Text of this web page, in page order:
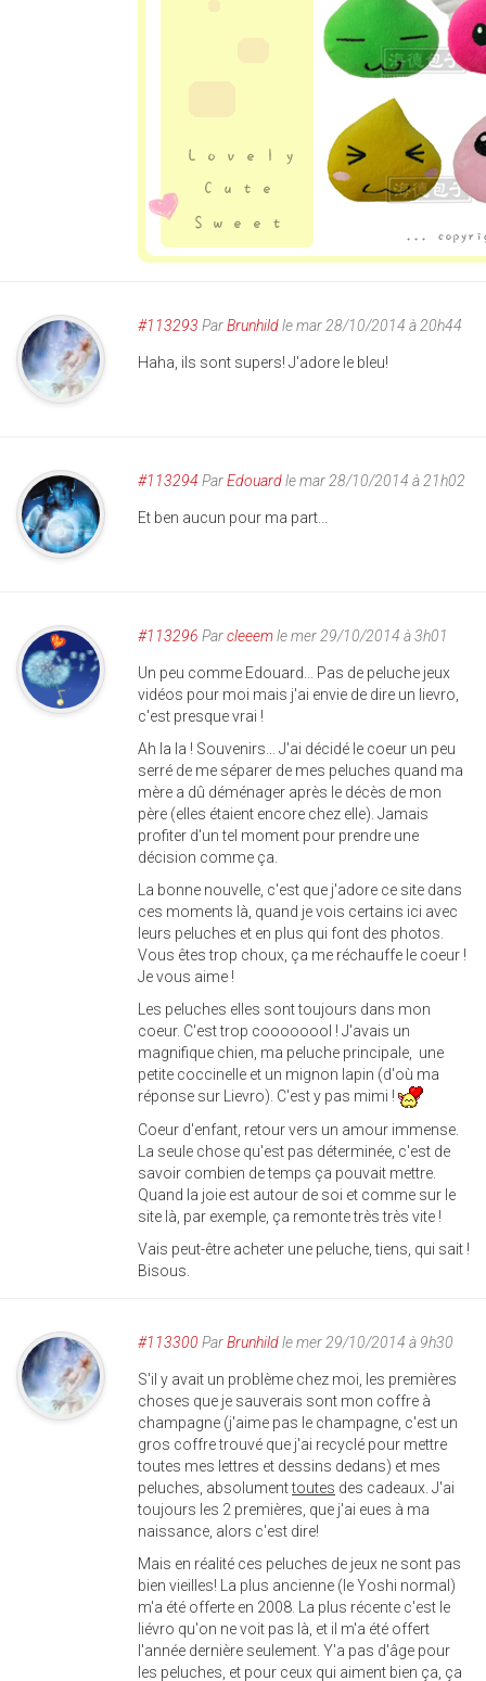
#113293 ParBrunhildle mar 28/10/2014 à 20h44
Haha, ils sont supers! J'adore le bleu!
#113294 ParEdouardle mar 28/10/2014 à 21h02
Et ben aucun pour ma part...
#113296 Parcleeemle mer 29/10/2014 à 3h01
Un peu comme Edouard... Pas de peluche jeux
vidéos pour moi mais j'ai envie de dire un lievro,
c'est presque vrai !
Ah la la ! Souvenirs... J'ai décidé le coeur un peu
serré de me séparer de mes peluches quand ma
mère a dû déménager après le décès de mon
père (elles étaient encore chez elle). Jamais
profiter d'un tel moment pour prendre une
décision comme ça.
La bonne nouvelle, c'est que j'adore ce site dans
ces moments là, quand je vois certains ici avec
leurs peluches et en plus qui font des photos.
Vous êtes trop choux, ça me réchauffe le coeur !
Je vous aime !
Les peluches elles sont toujours dans mon
coeur. C'est trop coooooool ! J'avais un
magnifique chien, ma peluche principale, une
petite coccinelle et un mignon lapin (d'où ma
réponse sur Lievro). C'est y pas mimi !
Coeur d'enfant, retour vers un amour immense.
La seule chose qu'est pas déterminée, c'est de
savoir combien de temps ça pouvait mettre.
Quand la joie est autour de soi et comme sur le
site là, par exemple, ça remonte très très vite !
Vais peut-être acheter une peluche, tiens, qui sait !
Bisous.
#113300 ParBrunhildle mer 29/10/2014 à 9h30
S'il y avait un problème chez moi, les premières
choses que je sauverais sont mon coffre à
champagne (j'aime pas le champagne, c'est un
gros coffre trouvé que j'ai recyclé pour mettre
toutes mes lettres et dessins dedans) et mes
peluches, absolumenttoutes des cadeaux. J'ai
toujours les 2 premières, que j'ai eues à ma
naissance, alors c'est dire!
Mais en réalité ces peluches de jeux ne sont pas
bien vieilles! La plus ancienne (le Yoshi normal)
m'a été offerte en 2008. La plus récente c'est le
liévro qu'on ne voit pas là, et il m'a été offert
l'année dernière seulement. Y'a pas d'âge pour
les peluches, et pour ceux qui aiment bien ça, ça